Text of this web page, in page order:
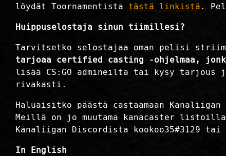
löydät Toornamentista tästä linkistä .
Huippuselostaja sinun tiimillesi?
Tarvitsetko selostajaa oman pelisi
tarjoaa certified casting -ohjelmaa,
lisää CS:GO admineilta tai kysy tarjous
rivakasti.
Haluaisitko päästä castaamaan Kanaliigan
Meillä on jo muutama kanacaster
Kanaliigan Discordista kookoo35#3129
In English